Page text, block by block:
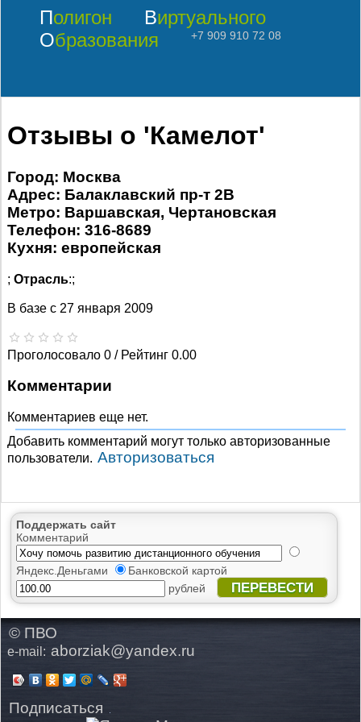
Полигон
Виртуального
Образования
+7 909 910 72 08
Отзывы о 'Камелот'
Город: Москва
Адрес: Балаклавский пр-т 2В
Метро: Варшавская, Чертановская
Телефон: 316-8689
Кухня: европейская
; Отрасль:;
В базе с 27 января 2009
Проголосовало 0 / Рейтинг 0.00
Комментарии
Комментариев еще нет.
Добавить комментарий могут только авторизованные
пользователи. Авторизоваться
Поддержать сайт
Комментарий
Яндекс.Деньгами
Банковской картой
рублей
ПЕРЕВЕСТИ
© ПВО
e-mail: aborziak@yandex.ru
Подписаться